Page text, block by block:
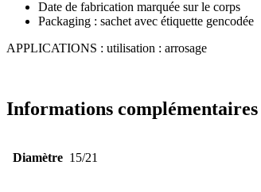
Date de fabrication marquée sur le corps
Packaging : sachet avec étiquette gencodée
APPLICATIONS : utilisation : arrosage
Informations complémentaires
Diamètre 15/21